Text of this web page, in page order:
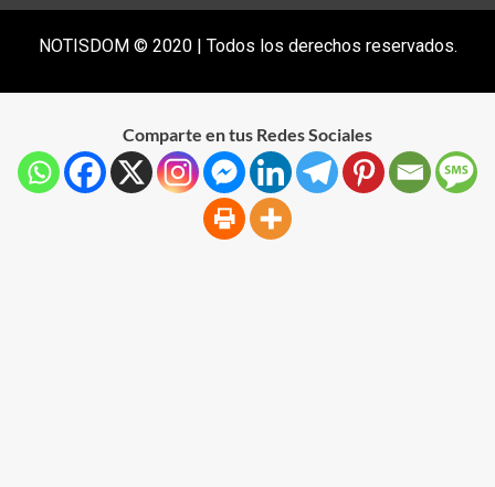
NOTISDOM © 2020 | Todos los derechos reservados.
Comparte en tus Redes Sociales